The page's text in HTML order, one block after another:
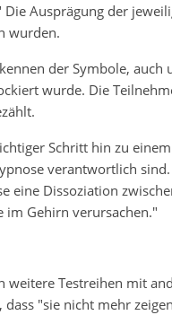
Ausprägung der
wurden.
der Symbole, auch
wurde. Die
Schritt hin zu einem
verantwortlich sind.
eine Dissoziation
im Gehirn verursachen."
weitere Testreihen mit
"sie nicht mehr zeigen